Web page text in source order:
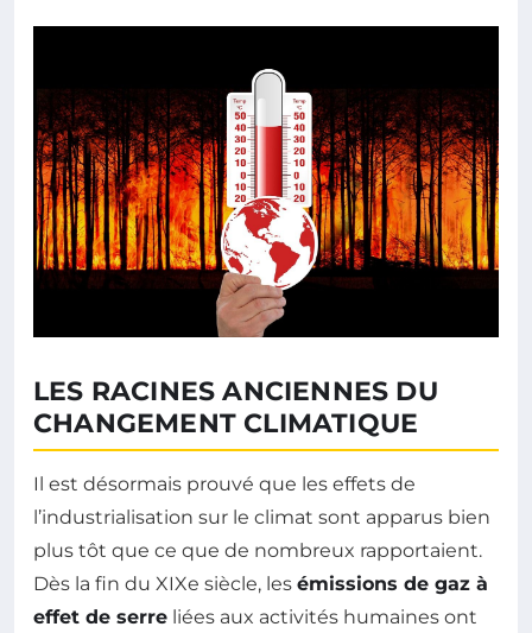
LES RACINES ANCIENNES DU
CHANGEMENT CLIMATIQUE
Il est désormais prouvé que les effets de
l’industrialisation sur le climat sont apparus bien
plus tôt que ce que de nombreux rapportaient.
Dès la fin du XIXe siècle, les émissions de gaz à
effet de serre liées aux activités humaines ont